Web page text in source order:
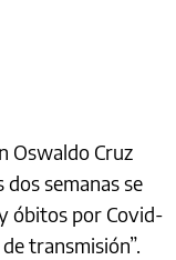
Oswaldo Cruz
semanas se
óbitos por Covid-
transmisión”.